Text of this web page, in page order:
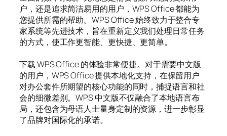
户，还是追求简洁易用的用户，WPS Office 都能为
您提供所需的帮助。WPS Office 始终致力于整合专
家系统等先进技术，旨在重新定义我们处理日常任务
的方式，使工作更智能、更快捷、更简单。
下载 WPS Office 的体验非常便捷。对于需要中文版
的用户，WPS Office 提供本地化支持，在保留用户
对办公套件所期望的核心功能的同时，捕捉语言和社
会的细微差别。WPS 中文版不仅融合了本地语言布
局，还包含为母语人士量身定制的资源，进一步彰显
了品牌对国际化的承诺。